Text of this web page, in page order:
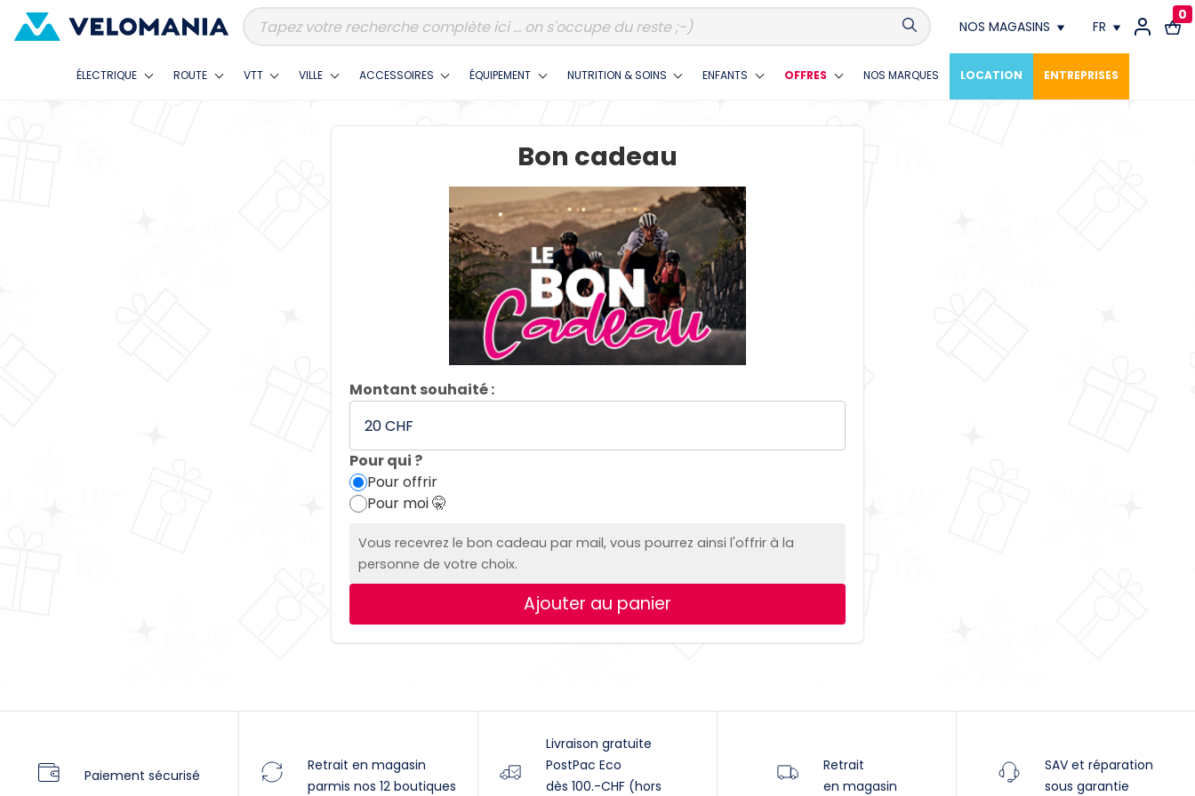
NOS MAGASINS
Conthey
FR
FR
0
ÉLECTRIQUE ROUTE VTT VILLE ACCESSOIRES ÉQUIPEMENT NUTRITION & SOINS ENFANTS OFFRES NOS MARQUES LOCATION ENTREPRISES
Bon cadeau
Montant souhaité :
Pour qui ?
Pour offrir
Pour moi 🤫
Vous recevrez le bon cadeau par mail, vous pourrez ainsi l'offrir à la
personne de votre choix.
Ajouter au panier
Paiement sécurisé
Retrait en magasin
parmis nos 12 boutiques
Livraison gratuite
PostPac Eco
dès 100.-CHF (hors
Retrait
en magasin
SAV et réparation
sous garantie